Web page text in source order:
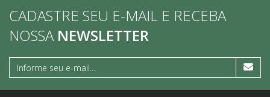
CADASTRE SEU E-MAIL E RECEBA
NOSSA NEWSLETTER